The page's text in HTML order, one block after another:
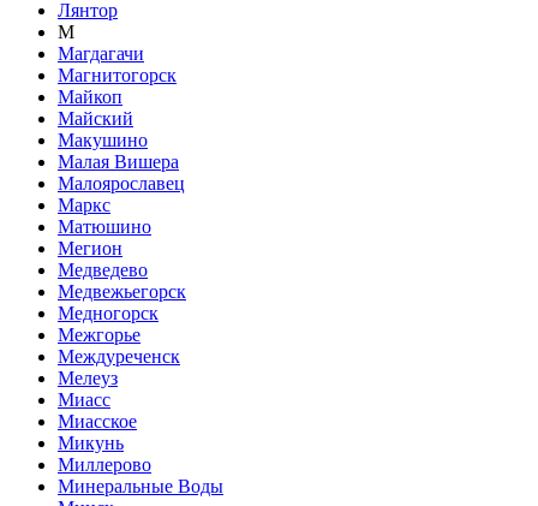
Лянтор
М
Магдагачи
Магнитогорск
Майкоп
Майский
Макушино
Малая Вишера
Малоярославец
Маркс
Матюшино
Мегион
Медведево
Медвежьегорск
Медногорск
Межгорье
Междуреченск
Мелеуз
Миасс
Миасское
Микунь
Миллерово
Минеральные Воды